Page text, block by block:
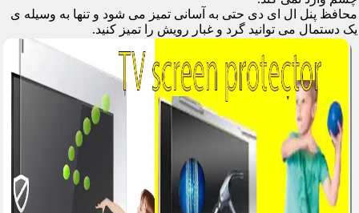
محافظ پنل ال ای دی حتی به آسانی تمیز می شود و تنها به وسیله ی
یک دستمال می توانید گرد و غبار رویش را تمیز کنید.